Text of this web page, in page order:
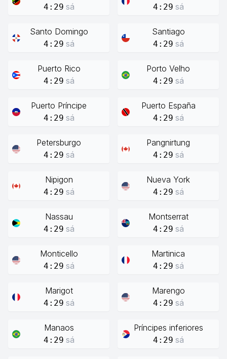
4:29 sá 4:29 sá
Santo Domingo
4:29 sá
Santiago
4:29 sá
Puerto Rico
4:29 sá
Porto Velho
4:29 sá
Puerto Príncipe
4:29 sá
Puerto España
4:29 sá
Petersburgo
4:29 sá
Pangnirtung
4:29 sá
Nipigon
4:29 sá
Nueva York
4:29 sá
Nassau
4:29 sá
Montserrat
4:29 sá
Monticello
4:29 sá
Martinica
4:29 sá
Marigot
4:29 sá
Marengo
4:29 sá
Manaos
4:29 sá
Príncipes inferiores
4:29 sá